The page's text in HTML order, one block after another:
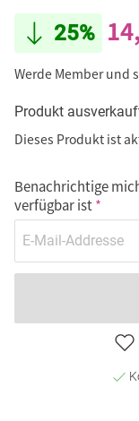
25%
Werde Member und
Produkt
Dieses Produkt ist
Benachrichtige
verfügbar ist